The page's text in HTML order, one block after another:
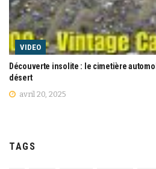
VIDEO
Découverte insolite : le cimetière
désert
avril 20, 2025
TAGS